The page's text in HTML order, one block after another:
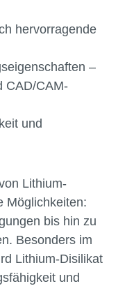
hervorragende
–
CAD/CAM-
und
Lithium-
Möglichkeiten:
bis hin zu
Besonders im
Lithium-Disilikat
und